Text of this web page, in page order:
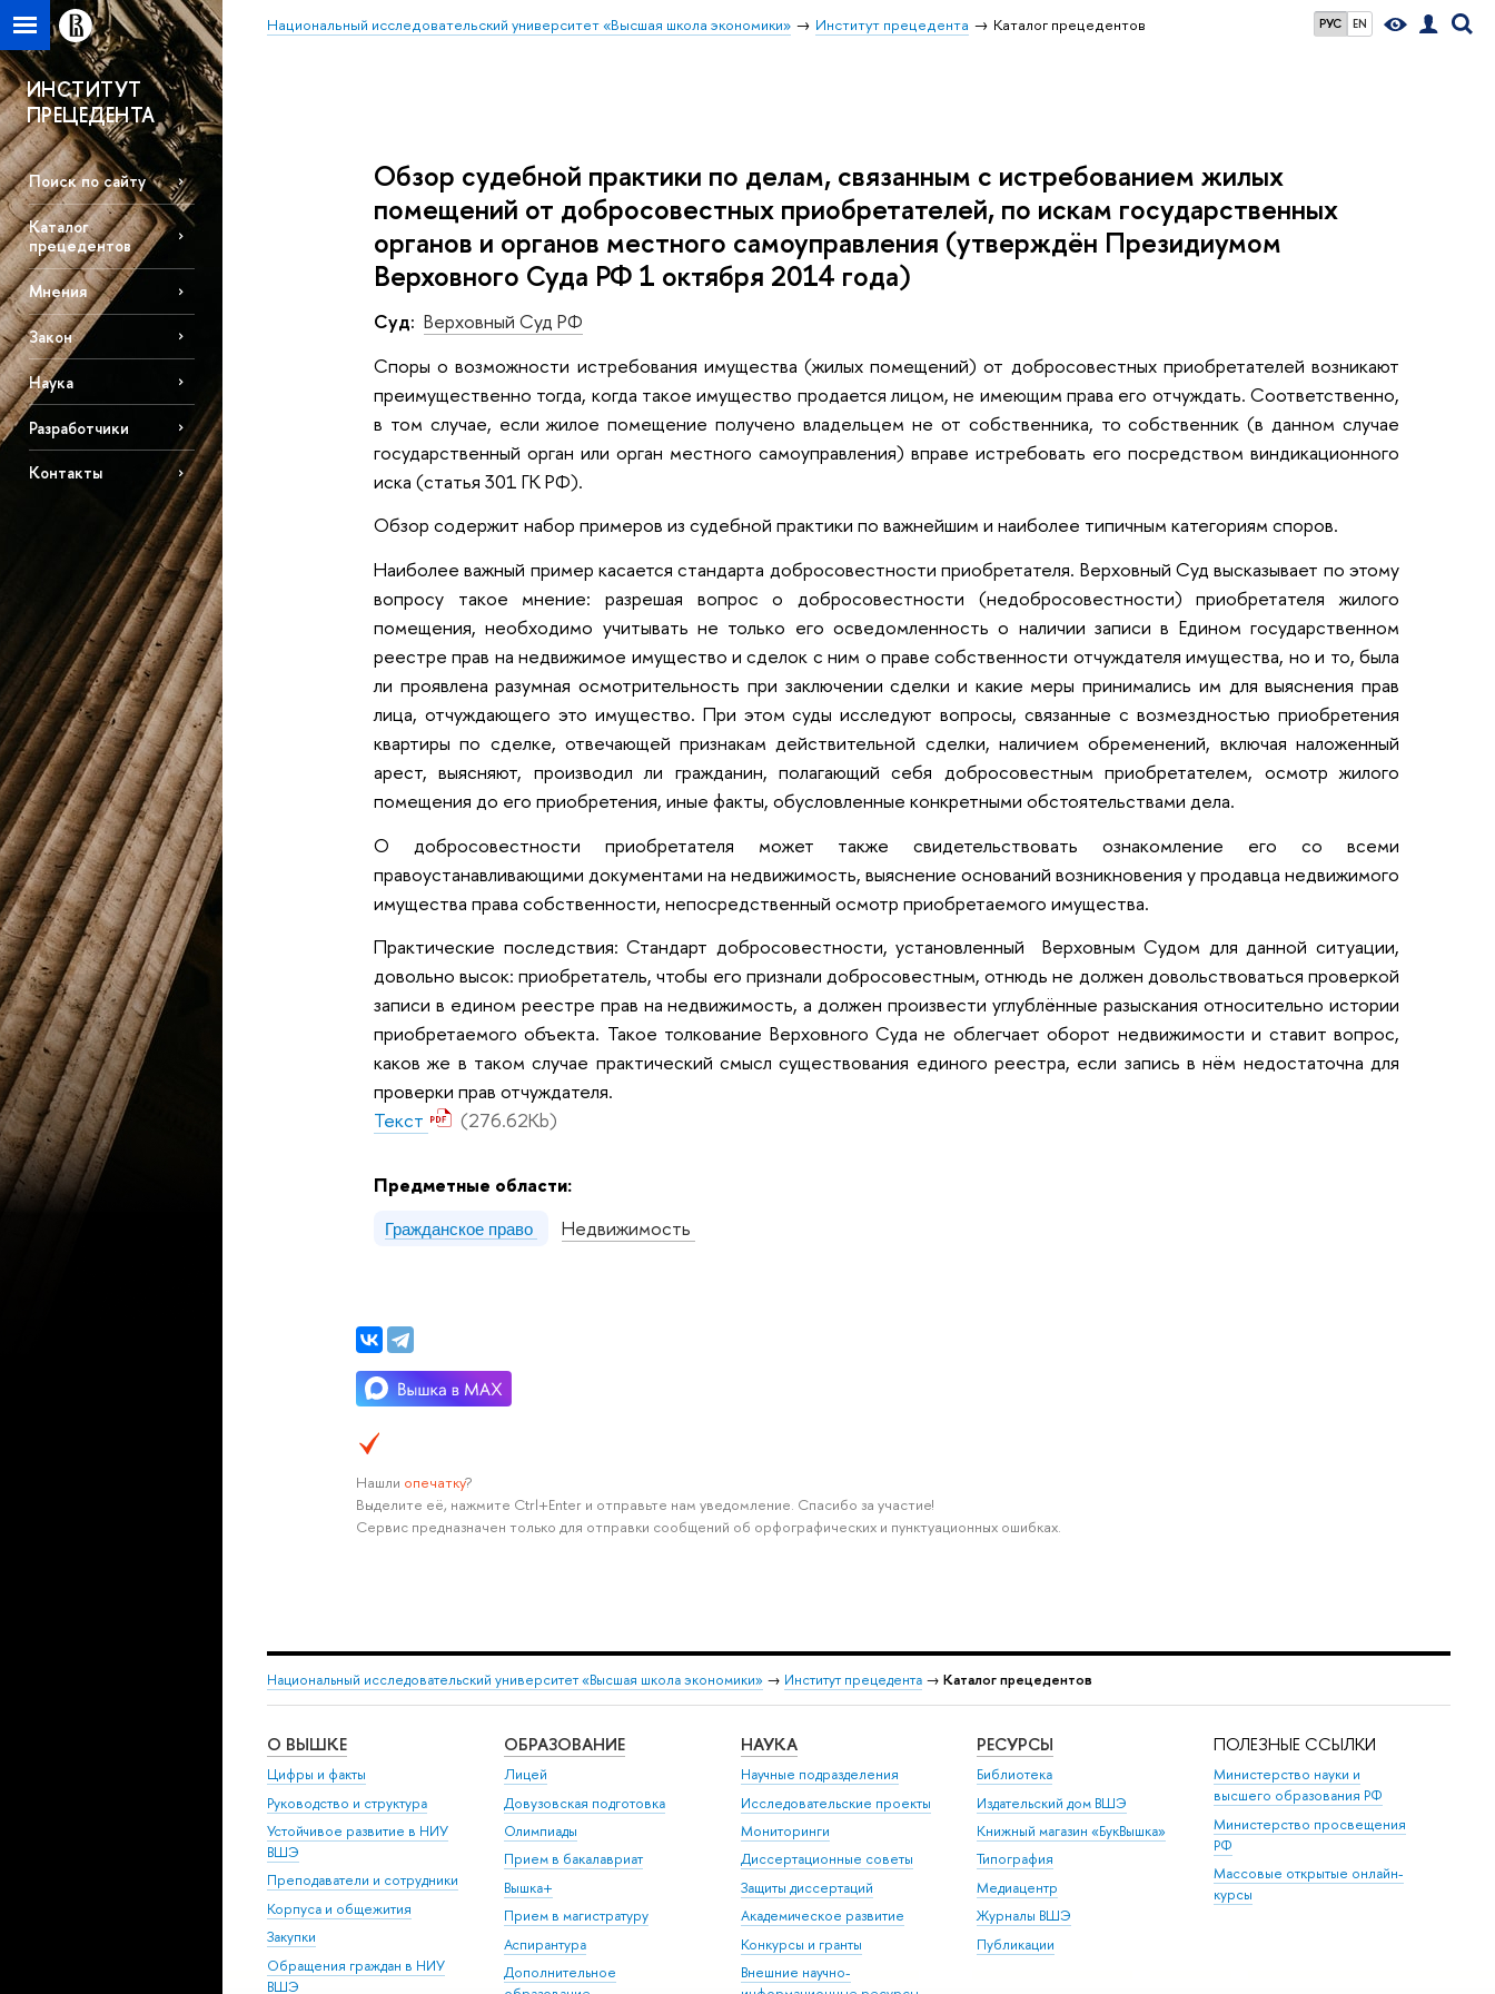
РУС EN
Национальный исследовательский университет «Высшая школа экономики» Институт прецедента Каталог прецедентов
ИНСТИТУТ
ПРЕЦЕДЕНТА
Поиск по сайту
Каталог
прецедентов
Мнения
Закон
Наука
Разработчики
Контакты
Обзор судебной практики по делам, связанным с истребованием жилых
помещений от добросовестных приобретателей, по искам государственных
органов и органов местного самоуправления (утверждён Президиумом
Верховного Суда РФ 1 октября 2014 года)
Суд: Верховный Суд РФ
Споры о возможности истребования имущества (жилых помещений) от добросовестных приобретателей возникают
преимущественно тогда, когда такое имущество продается лицом, не имеющим права его отчуждать. Соответственно,
в том случае, если жилое помещение получено владельцем не от собственника, то собственник (в данном случае
государственный орган или орган местного самоуправления) вправе истребовать его посредством виндикационного
иска (статья 301 ГК РФ).
Обзор содержит набор примеров из судебной практики по важнейшим и наиболее типичным категориям споров.
Наиболее важный пример касается стандарта добросовестности приобретателя. Верховный Суд высказывает по этому
вопросу такое мнение: разрешая вопрос о добросовестности (недобросовестности) приобретателя жилого
помещения, необходимо учитывать не только его осведомленность о наличии записи в Едином государственном
реестре прав на недвижимое имущество и сделок с ним о праве собственности отчуждателя имущества, но и то, была
ли проявлена разумная осмотрительность при заключении сделки и какие меры принимались им для выяснения прав
лица, отчуждающего это имущество. При этом суды исследуют вопросы, связанные с возмездностью приобретения
квартиры по сделке, отвечающей признакам действительной сделки, наличием обременений, включая наложенный
арест, выясняют, производил ли гражданин, полагающий себя добросовестным приобретателем, осмотр жилого
помещения до его приобретения, иные факты, обусловленные конкретными обстоятельствами дела.
О добросовестности приобретателя может также свидетельствовать ознакомление его со всеми
правоустанавливающими документами на недвижимость, выяснение оснований возникновения у продавца недвижимого
имущества права собственности, непосредственный осмотр приобретаемого имущества.
Практические последствия: Стандарт добросовестности, установленный Верховным Судом для данной ситуации,
довольно высок: приобретатель, чтобы его признали добросовестным, отнюдь не должен довольствоваться проверкой
записи в едином реестре прав на недвижимость, а должен произвести углублённые разыскания относительно истории
приобретаемого объекта. Такое толкование Верховного Суда не облегчает оборот недвижимости и ставит вопрос,
каков же в таком случае практический смысл существования единого реестра, если запись в нём недостаточна для
проверки прав отчуждателя.
Текст
(276.62Kb)
Предметные области:
Гражданское право Недвижимость
Нашли опечатку?
Выделите её, нажмите Ctrl+Enter и отправьте нам уведомление. Спасибо за участие!
Сервис предназначен только для отправки сообщений об орфографических и пунктуационных ошибках.
Национальный исследовательский университет «Высшая школа экономики» → Институт прецедента → Каталог прецедентов
О ВЫШКЕ
Цифры и факты
Руководство и структура
Устойчивое развитие в НИУ
ВШЭ
Преподаватели и сотрудники
Корпуса и общежития
Закупки
Обращения граждан в НИУ
ВШЭ
ОБРАЗОВАНИЕ
Лицей
Довузовская подготовка
Олимпиады
Прием в бакалавриат
Вышка+
Прием в магистратуру
Аспирантура
Дополнительное
НАУКА
Научные подразделения
Исследовательские проекты
Мониторинги
Диссертационные советы
Защиты диссертаций
Академическое развитие
Конкурсы и гранты
Внешние научно-
РЕСУРСЫ
Библиотека
Издательский дом ВШЭ
Книжный магазин «БукВышка»
Типография
Медиацентр
Журналы ВШЭ
Публикации
ПОЛЕЗНЫЕ ССЫЛКИ
Министерство науки и
высшего образования РФ
Министерство просвещения
РФ
Массовые открытые онлайн-
курсы